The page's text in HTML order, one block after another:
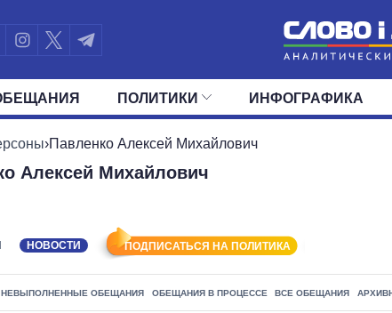
ЛЕНТА СОБЫТИЯ
ПОЛИТИКИ
ПОЛИТИКИ ПРЕЗИДЕНТ И ОФИС ВЕРХОВНАЯ РАДА
ИНФОГРАФИКА
›Павленко Алексей Михайлович
Алексей Михайлович
НОВОСТИ ПОДПИСАТЬСЯ НА ПОЛИТИКА
НЕВЫПОЛНЕННЫЕ ОБЕЩАНИЯ ОБЕЩАНИЯ В ПРОЦЕССЕ ВСЕ ОБЕЩАНИЯ